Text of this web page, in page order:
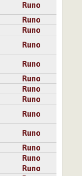
Runo
Runo
Runo
Runo
Runo
Runo
Runo
Runo
Runo
Runo
Runo
Runo
Runo